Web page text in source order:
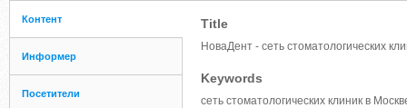
Контент
Информер
Посетители
Title
НоваДент - сеть стоматологических
Keywords
сеть стоматологических клиник в